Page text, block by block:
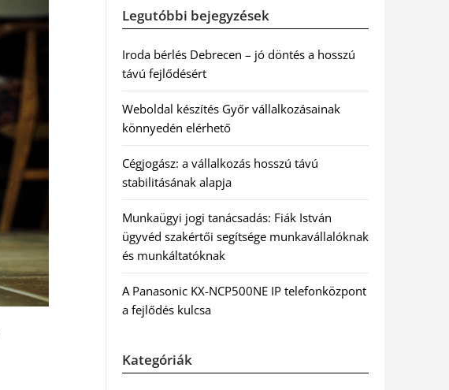
Legutóbbi bejegyzések
Iroda bérlés Debrecen – jó döntés a hosszú
távú fejlődésért
Weboldal készítés Győr vállalkozásainak
könnyedén elérhető
Cégjogász: a vállalkozás hosszú távú
stabilitásának alapja
Munkaügyi jogi tanácsadás: Fiák István
ügyvéd szakértői segítsége munkavállalóknak
és munkáltatóknak
A Panasonic KX-NCP500NE IP telefonközpont
a fejlődés kulcsa
Kategóriák